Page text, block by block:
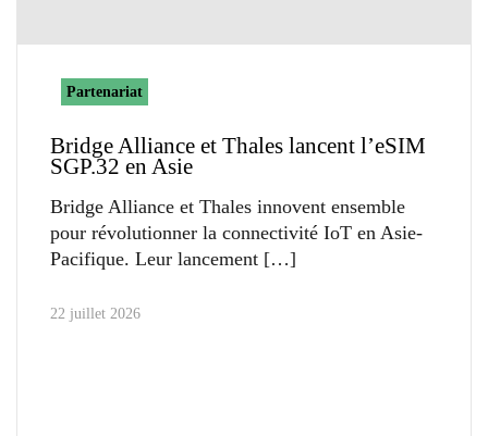
Partenariat
Bridge Alliance et Thales lancent l’eSIM
SGP.32 en Asie
Bridge Alliance et Thales innovent ensemble
pour révolutionner la connectivité IoT en Asie-
Pacifique. Leur lancement
22 juillet 2026